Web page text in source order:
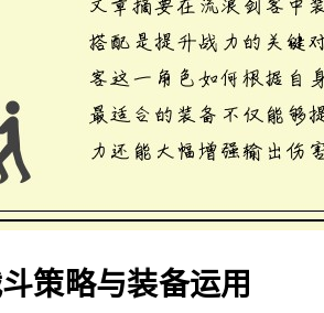
策略与装备运用